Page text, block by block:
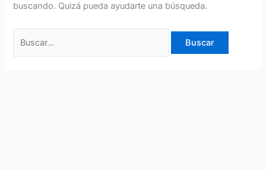
buscando. Quizá pueda ayudarte una búsqueda.